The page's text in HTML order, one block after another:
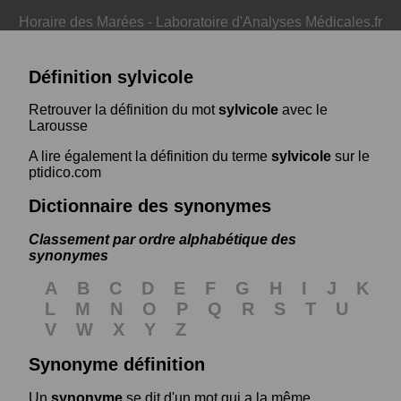
Horaire des Marées - Laboratoire d'Analyses Médicales.fr
Définition sylvicole
Retrouver la définition du motsylvicole avec le
Larousse
A lire également la définition du terme sylvicole sur le
ptidico.com
Dictionnaire des synonymes
Classement par ordre alphabétique des
synonymes
A B C D E F G H I J
K
L
M N O P Q R S T
U
V
W X Y
Z
Synonyme définition
Un synonyme se dit d'un mot qui a la même